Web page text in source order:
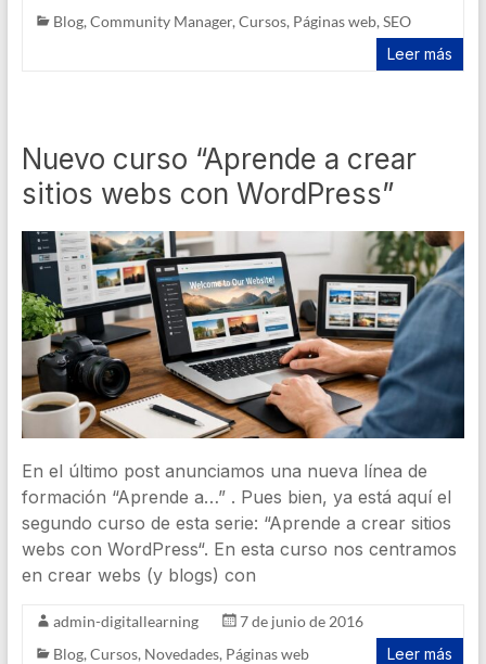
Blog, Community Manager, Cursos, Páginas web, SEO
Leer más
Nuevo curso “Aprende a crear
sitios webs con WordPress”
En el último post anunciamos una nueva línea de
formación “Aprende a…” . Pues bien, ya está aquí el
segundo curso de esta serie: “Aprende a crear sitios
webs con WordPress“. En esta curso nos centramos
en crear webs (y blogs) con
admin-digitallearning
7 de junio de 2016
Blog, Cursos, Novedades, Páginas web Leer más